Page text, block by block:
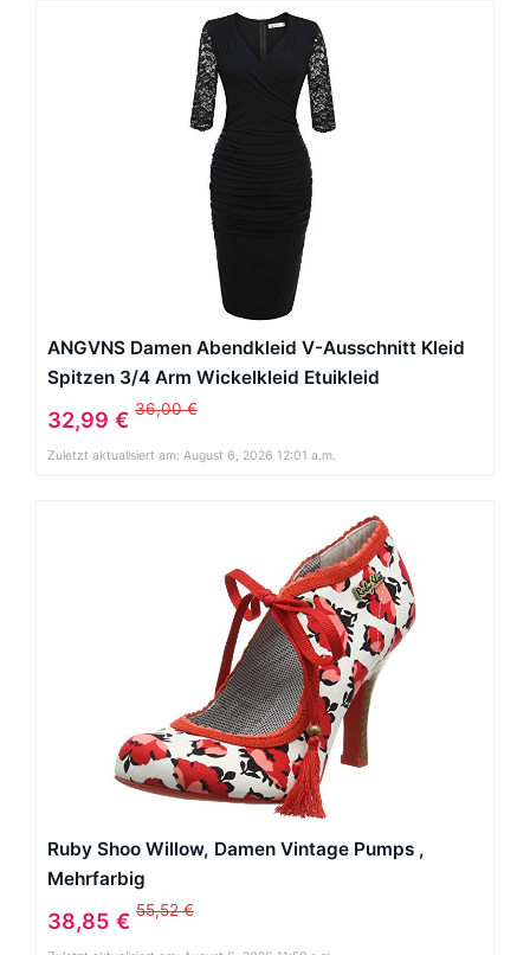
ANGVNS Damen Abendkleid V-Ausschnitt Kleid
Spitzen 3/4 Arm Wickelkleid Etuikleid
Cocktailkleid
32,99 € 36,00 €
Zuletzt aktualisiert am: August 6, 2026 12:01 a.m.
Ruby Shoo Willow, Damen Vintage Pumps ,
Mehrfarbig
38,85 € 55,52 €